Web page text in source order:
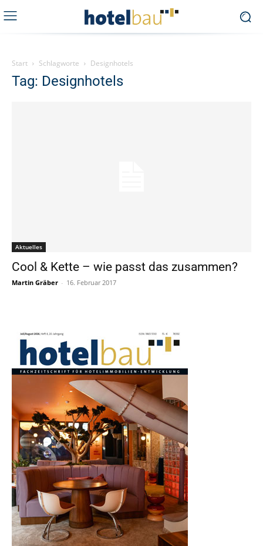
Start Schlagworte Designhotels
Tag: Designhotels
Aktuelles
Cool & Kette – wie passt das zusammen?
Martin Gräber - 16. Februar 2017